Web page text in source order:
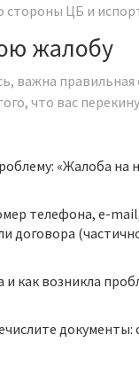
стороны ЦБ и
жалобу
важна
что вас
«Жалоба на
телефона, e-
договора
и как возникла